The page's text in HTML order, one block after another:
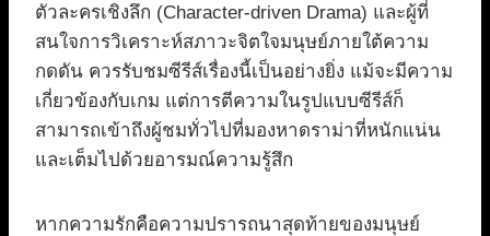
ตัวละครเชิงลึก (Character-driven Drama) และผู้ที่
สนใจการวิเคราะห์สภาวะจิตใจมนุษย์ภายใต้ความ
กดดัน ควรรับชมซีรีส์เรื่องนี้เป็นอย่างยิ่ง แม้จะมีความ
เกี่ยวข้องกับเกม แต่การตีความในรูปแบบซีรีส์ก็
สามารถเข้าถึงผู้ชมทั่วไปที่มองหาดราม่าที่หนักแน่น
และเต็มไปด้วยอารมณ์ความรู้สึก
หากความรักคือความปรารถนาสุดท้ายของมนุษย์